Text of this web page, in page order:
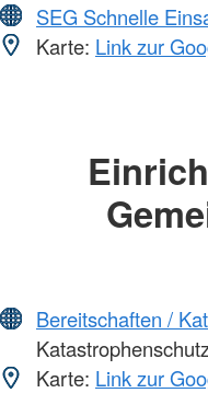
SEG Schnelle
Karte: Link zur
Bereitschaften /
Karte: Link zur